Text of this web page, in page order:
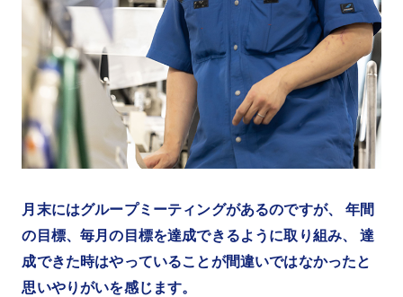
月末にはグループミーティングがあるのですが、 年間
の目標、毎月の目標を達成できるように取り組み、 達
成できた時はやっていることが間違いではなかったと
思いやりがいを感じます。